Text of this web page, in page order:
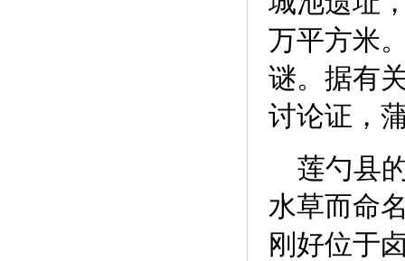
万平方米
谜。据有
讨论证，
莲勺县的
水草而命
刚好位于